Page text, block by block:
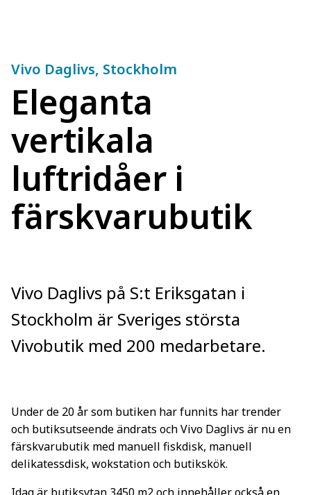
Eleganta
vertikala
luftridåer i
färskvarubutik
Vivo Daglivs, Stockholm
Vivo Daglivs på S:t Eriksgatan i
Stockholm är Sveriges största
Vivobutik med 200 medarbetare.
Under de 20 år som butiken har funnits har trender
och butiksutseende ändrats och Vivo Daglivs är nu en
färskvarubutik med manuell fiskdisk, manuell
delikatessdisk, wokstation och butikskök.